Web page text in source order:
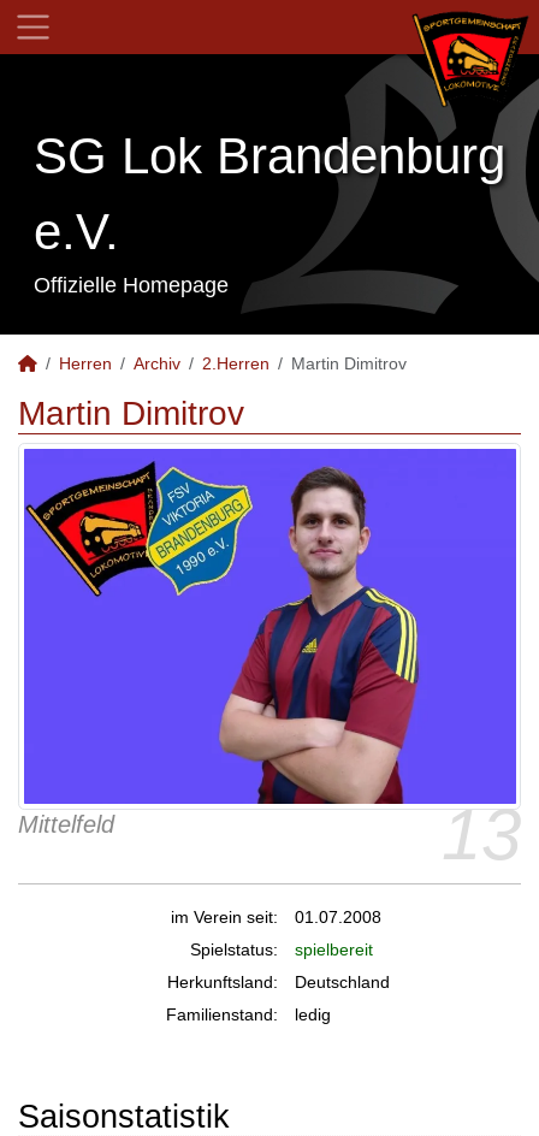
SG Lok Brandenburg
e.V.
Offizielle Homepage
Herren Archiv 2.Herren Martin Dimitrov
Martin Dimitrov
13
Mittelfeld
im Verein seit:
01.07.2008
Spielstatus:
spielbereit
Herkunftsland:
Deutschland
Familienstand:
ledig
Saisonstatistik